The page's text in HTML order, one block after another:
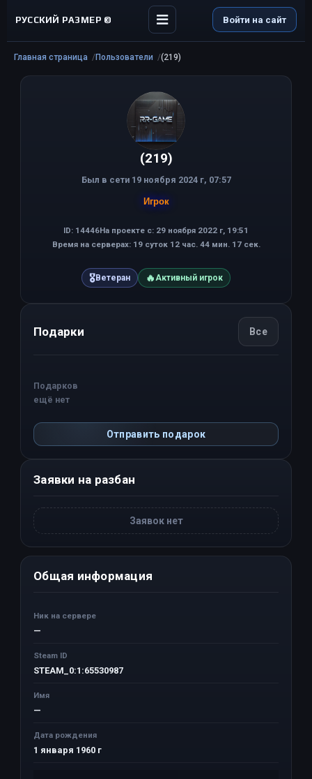
РУССКИЙ РАЗМЕР © Войти на сайт
Главная страница Пользователи (219)
(219)
Был в сети 19 ноября 2024 г, 07:57
Игрок
ID: 14446На проекте с: 29 ноября 2022 г, 19:51
Время на серверах: 19 суток 12 час. 44 мин. 17 сек.
🎖Ветеран 🔥Активный игрок
Подарки Все
Подарков
ещё нет
Отправить подарок
Заявки на разбан
Заявок нет
Общая информация
Ник на сервере
—
Steam ID
STEAM_0:1:65530987
Имя
—
Дата рождения
1 января 1960 г